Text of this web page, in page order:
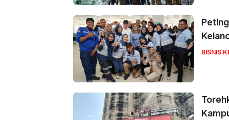
BISNIS